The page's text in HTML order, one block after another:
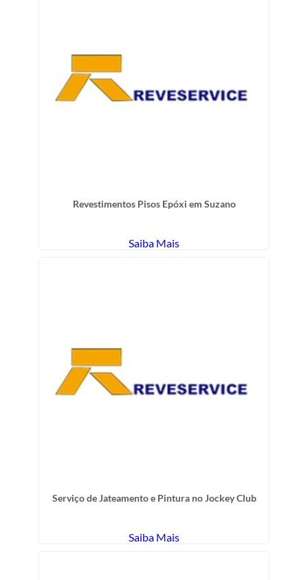
Revestimentos Pisos Epóxi em Suzano
Saiba Mais
Serviço de Jateamento e Pintura no Jockey Club
Saiba Mais